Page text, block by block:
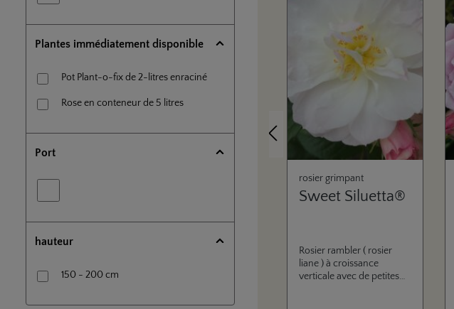
Plantes immédiatement disponible
Pot Plant-o-fix de 2-litres enraciné
Rose en conteneur de 5 litres
Port
hauteur
150 - 200 cm
rosier grimpant
Sweet Siluetta®
Rosier rambler ( rosier
liane ) à croissance
verticale avec de petites
Précédent